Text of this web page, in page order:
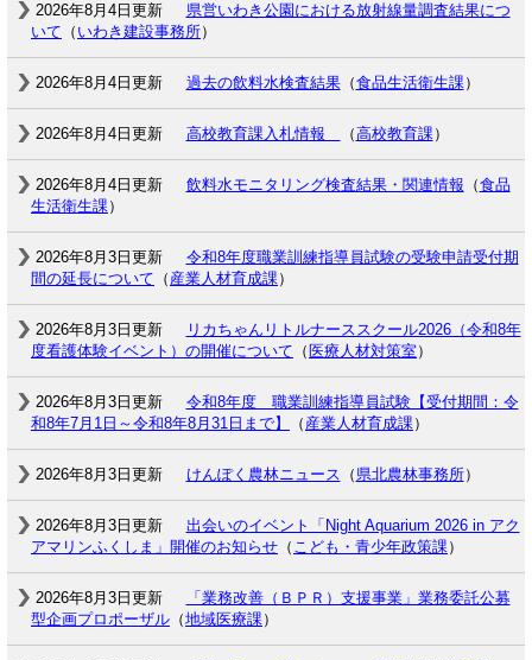
2026年8月4日更新
県営いわき公園における放射線量調査結果につ
いて （ いわき建設事務所）
2026年8月4日更新 過去の飲料水検査結果（食品生活衛生課）
2026年8月4日更新 高校教育課入札情報 （高校教育課）
2026年8月4日更新 飲料水モニタリング検査結果・関連情報 （食品
生活衛生課）
2026年8月3日更新
令和8年度職業訓練指導員試験の受験申請受付期
間の延長について （ 産業人材育成課）
2026年8月3日更新
リカちゃんリトルナーススクール2026（令和8年
度看護体験イベント）の開催について （ 医療人材対策室 ）
2026年8月3日更新
令和8年度 職業訓練指導員試験【受付期間：令
和8年7月1日～令和8年8月31日まで】
（ 産業人材育成課）
2026年8月3日更新 けんぽく農林ニュース （ 県北農林事務所）
2026年8月3日更新
出会いのイベント「Night Aquarium 2026 in アク
アマリンふくしま」開催のお知らせ （ こども・青少年政策課）
2026年8月3日更新
「業務改善（ＢＰＲ）支援事業」業務委託公募
型企画プロポーザル （地域医療課）